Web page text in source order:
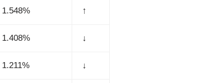
1.548% ↑
1.408% ↓
1.211% ↓